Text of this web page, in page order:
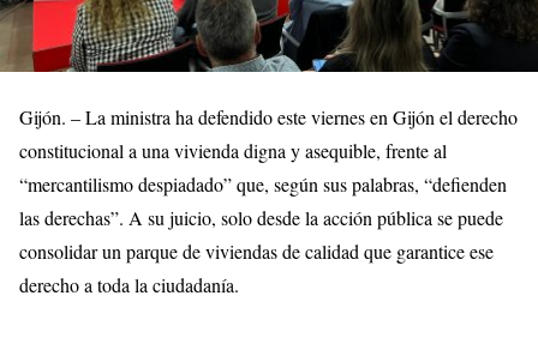
Gijón. – La ministra ha defendido este viernes en Gijón el derecho
constitucional a una vivienda digna y asequible, frente al
“mercantilismo despiadado” que, según sus palabras, “defienden
las derechas”. A su juicio, solo desde la acción pública se puede
consolidar un parque de viviendas de calidad que garantice ese
derecho a toda la ciudadanía.